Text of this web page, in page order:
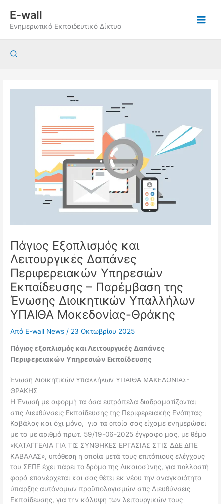
περιεχόμενο
E-wall
Ενημερωτικό Εκπαιδευτικό Δίκτυο
Αναζήτηση
Πάγιος Εξοπλισμός και
Λειτουργικές Δαπάνες
Περιφερειακών Υπηρεσιών
Εκπαίδευσης – Παρέμβαση της
Ένωσης Διοικητικών Υπαλλήλων
ΥΠΑΙΘΑ Μακεδονίας-Θράκης
Από E-wall News / 23 Οκτωβρίου 2025
Πάγιος εξοπλισμός και Λειτουργικές Δαπάνες
Περιφερειακών Υπηρεσιών Εκπαίδευσης
Ένωση Διοικητικών Υπαλλήλων ΥΠΑΙΘΑ ΜΑΚΕΔΟΝΙΑΣ-
ΘΡΑΚΗΣ
Η Ένωσή με αφορμή τα όσα ευτράπελα διαδραματίζονται
στις Διευθύνσεις Εκπαίδευσης της Περιφερειακής Ενότητας
Καβάλας και όχι μόνο, για τα οποία σας είχαμε ενημερώσει
με το με αριθμό πρωτ. 59/19-06-2025 έγγραφο μας, με θέμα
«ΚΑΤΑΓΓΕΛΙΑ ΓΙΑ ΤΙΣ ΣΥΝΘΗΚΕΣ ΕΡΓΑΣΙΑΣ ΣΤΙΣ ΔΔΕ ΔΠΕ
ΚΑΒΑΛΑΣ», υπόθεση η οποία μετά τους επιτόπιους ελέγχους
του ΣΕΠΕ έχει πάρει το δρόμο της Δικαιοσύνης, για πολλοστή
φορά επανέρχεται και σας θέτει εκ νέου την αναγκαιότητα
ύπαρξης αυτόνομων προϋπολογισμών στις Διευθύνσεις
Εκπαίδευσης, για την κάλυψη των λειτουργικών τους